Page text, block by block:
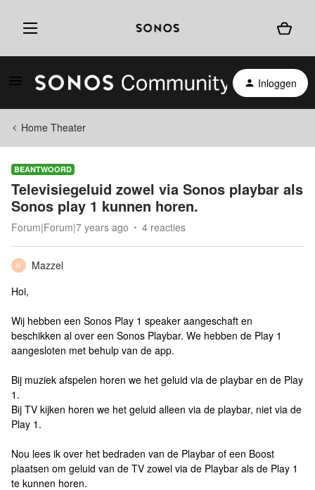
Inloggen
Home Theater
BEANTWOORD
Televisiegeluid zowel via Sonos playbar als
Sonos play 1 kunnen horen.
Forum|Forum|7 years ago 4 reacties
M
Mazzel
Hoi,
Wij hebben een Sonos Play 1 speaker aangeschaft en
beschikken al over een Sonos Playbar. We hebben de Play 1
aangesloten met behulp van de app.
Bij muziek afspelen horen we het geluid via de playbar en de Play
1.
Bij TV kijken horen we het geluid alleen via de playbar, niet via de
Play 1.
Nou lees ik over het bedraden van de Playbar of een Boost
plaatsen om geluid van de TV zowel via de Playbar als de Play 1
te kunnen horen.